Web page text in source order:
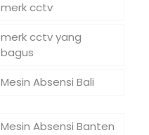
merk cctv
merk cctv yang
bagus
Mesin Absensi Bali
Mesin Absensi Banten